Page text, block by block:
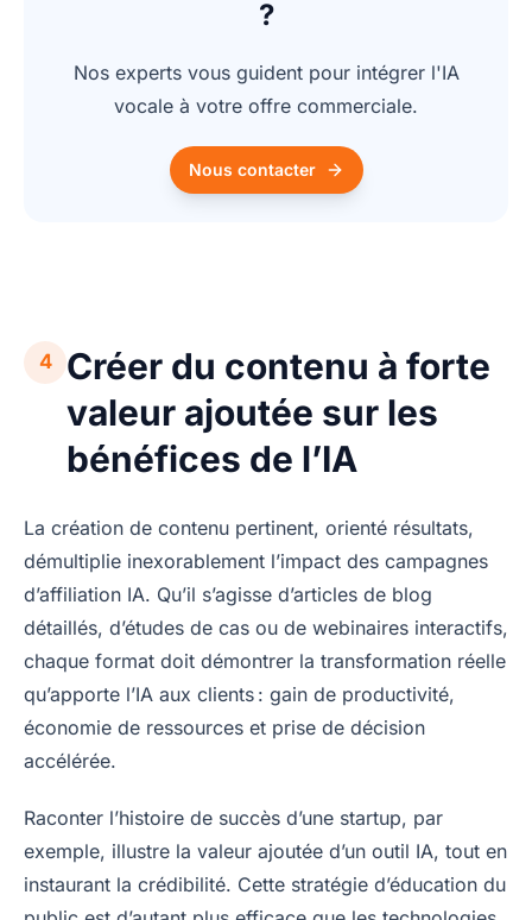
?
Nos experts vous guident pour intégrer l'IA
vocale à votre offre commerciale.
Nous contacter
4
Créer du contenu à forte
valeur ajoutée sur les
bénéfices de l’IA
La création de contenu pertinent, orienté résultats,
démultiplie inexorablement l’impact des campagnes
d’affiliation IA. Qu’il s’agisse d’articles de blog
détaillés, d’études de cas ou de webinaires interactifs,
chaque format doit démontrer la transformation réelle
qu’apporte l’IA aux clients : gain de productivité,
économie de ressources et prise de décision
accélérée.
Raconter l’histoire de succès d’une startup, par
exemple, illustre la valeur ajoutée d’un outil IA, tout en
instaurant la crédibilité. Cette stratégie d’éducation du